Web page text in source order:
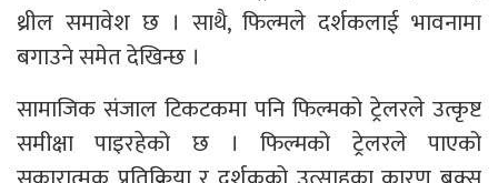
थ्रील समावेश छ । साथै, फिल्मले दर्शकलाई भावनामा
बगाउने समेत देखिन्छ ।
सामाजिक संजाल टिकटकमा पनि फिल्मको ट्रेलरले उत्कृष्ट
समीक्षा पाइरहेको छ । फिल्मको ट्रेलरले पाएको